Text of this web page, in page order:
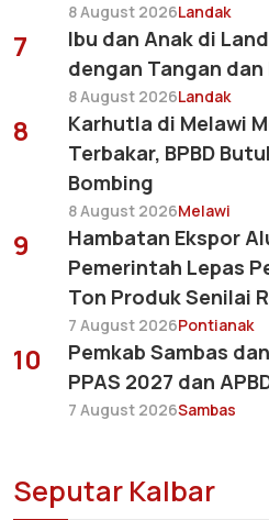
8 August 2026Landak
7
Ibu dan Anak di
dengan Tangan
8 August 2026Landak
8
Karhutla di Melawi
Terbakar, BPBD
Bombing
8 August 2026Melawi
9
Hambatan Ekspor
Pemerintah Lepas
Ton Produk Senilai
7 August 2026Pontianak
10
Pemkab Sambas
PPAS 2027 dan
7 August 2026Sambas
Seputar Kalbar